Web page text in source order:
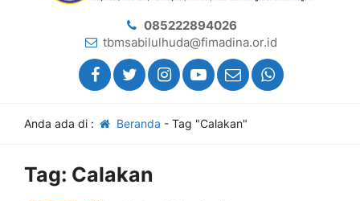
085222894026
tbmsabilulhuda@fimadina.or.id
Anda ada di : Beranda - Tag "Calakan"
Tag: Calakan